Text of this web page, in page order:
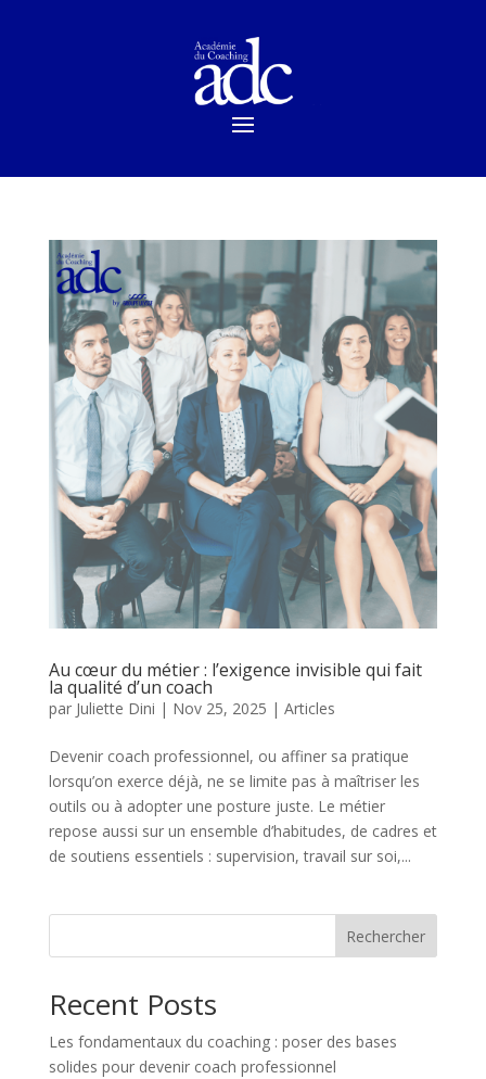
Au cœur du métier : l’exigence invisible qui fait
la qualité d’un coach
par Juliette Dini | Nov 25, 2025 | Articles
Devenir coach professionnel, ou affiner sa pratique
lorsqu’on exerce déjà, ne se limite pas à maîtriser les
outils ou à adopter une posture juste. Le métier
repose aussi sur un ensemble d’habitudes, de cadres et
de soutiens essentiels : supervision, travail sur soi,...
Rechercher
Recent Posts
Les fondamentaux du coaching : poser des bases
solides pour devenir coach professionnel